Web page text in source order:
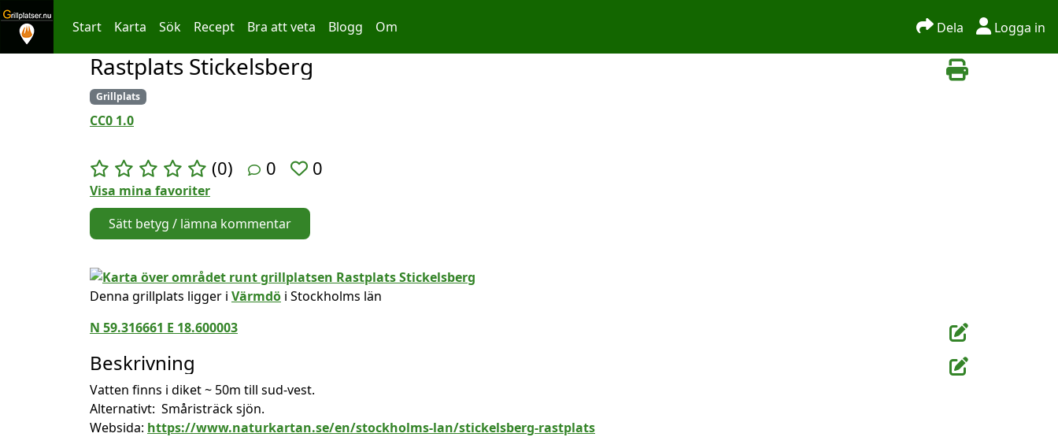
Hoppa till innehållet
Start Karta Sök Recept Bra att veta Blogg Om Dela Logga in
Rastplats Stickelsberg
Grillplats
CC0 1.0
(0) 0 0
Visa mina favoriter
Sätt betyg / lämna kommentar
Denna grillplats ligger i Värmdö i Stockholms län
N 59.316661 E 18.600003
Beskrivning
Vatten finns i diket ~ 50m till sud-vest.
Alternativt:  Småristräck sjön.
Websida: https://www.naturkartan.se/en/stockholms-lan/stickelsberg-rastplats